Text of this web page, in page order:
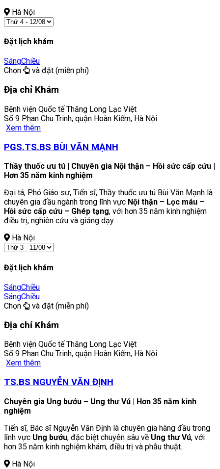
Hà Nội
Đặt lịch khám
SángChiều
Chọn
và đặt (miễn phí)
Địa chỉ Khám
Bệnh viện Quốc tế Thăng Long Lạc Việt
Số 9 Phan Chu Trinh, quận Hoàn Kiếm, Hà Nội
Xem thêm
PGS.TS.BS BÙI VĂN MẠNH
Thầy thuốc ưu tú | Chuyên gia Nội thận – Hồi sức cấp cứu |
Hơn 35 năm kinh nghiệm
Đại tá, Phó Giáo sư, Tiến sĩ, Thầy thuốc ưu tú Bùi Văn Mạnh là
chuyên gia đầu ngành trong lĩnh vực Nội thận – Lọc máu –
Hồi sức cấp cứu – Ghép tạng, với hơn 35 năm kinh nghiệm
điều trị, nghiên cứu và giảng dạy.
Hà Nội
Đặt lịch khám
SángChiều
SángChiều
Chọn
và đặt (miễn phí)
Địa chỉ Khám
Bệnh viện Quốc tế Thăng Long Lạc Việt
Số 9 Phan Chu Trinh, quận Hoàn Kiếm, Hà Nội
Xem thêm
TS.BS NGUYỄN VĂN ĐỊNH
Chuyên gia Ung bướu – Ung thư Vú | Hơn 35 năm kinh
nghiệm
Tiến sĩ, Bác sĩ Nguyễn Văn Định là chuyên gia hàng đầu trong
lĩnh vực Ung bướu, đặc biệt chuyên sâu về Ung thư Vú, với
hơn 35 năm kinh nghiệm khám, điều trị và phẫu thuật.
Hà Nội